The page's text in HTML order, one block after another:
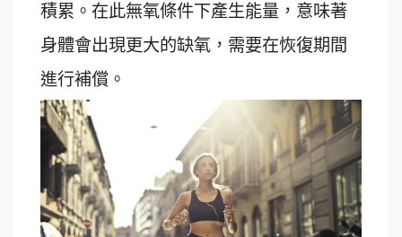
積累。在此無氧條件下產生能量，意味著
身體會出現更大的缺氧，需要在恢復期間
進行補償。